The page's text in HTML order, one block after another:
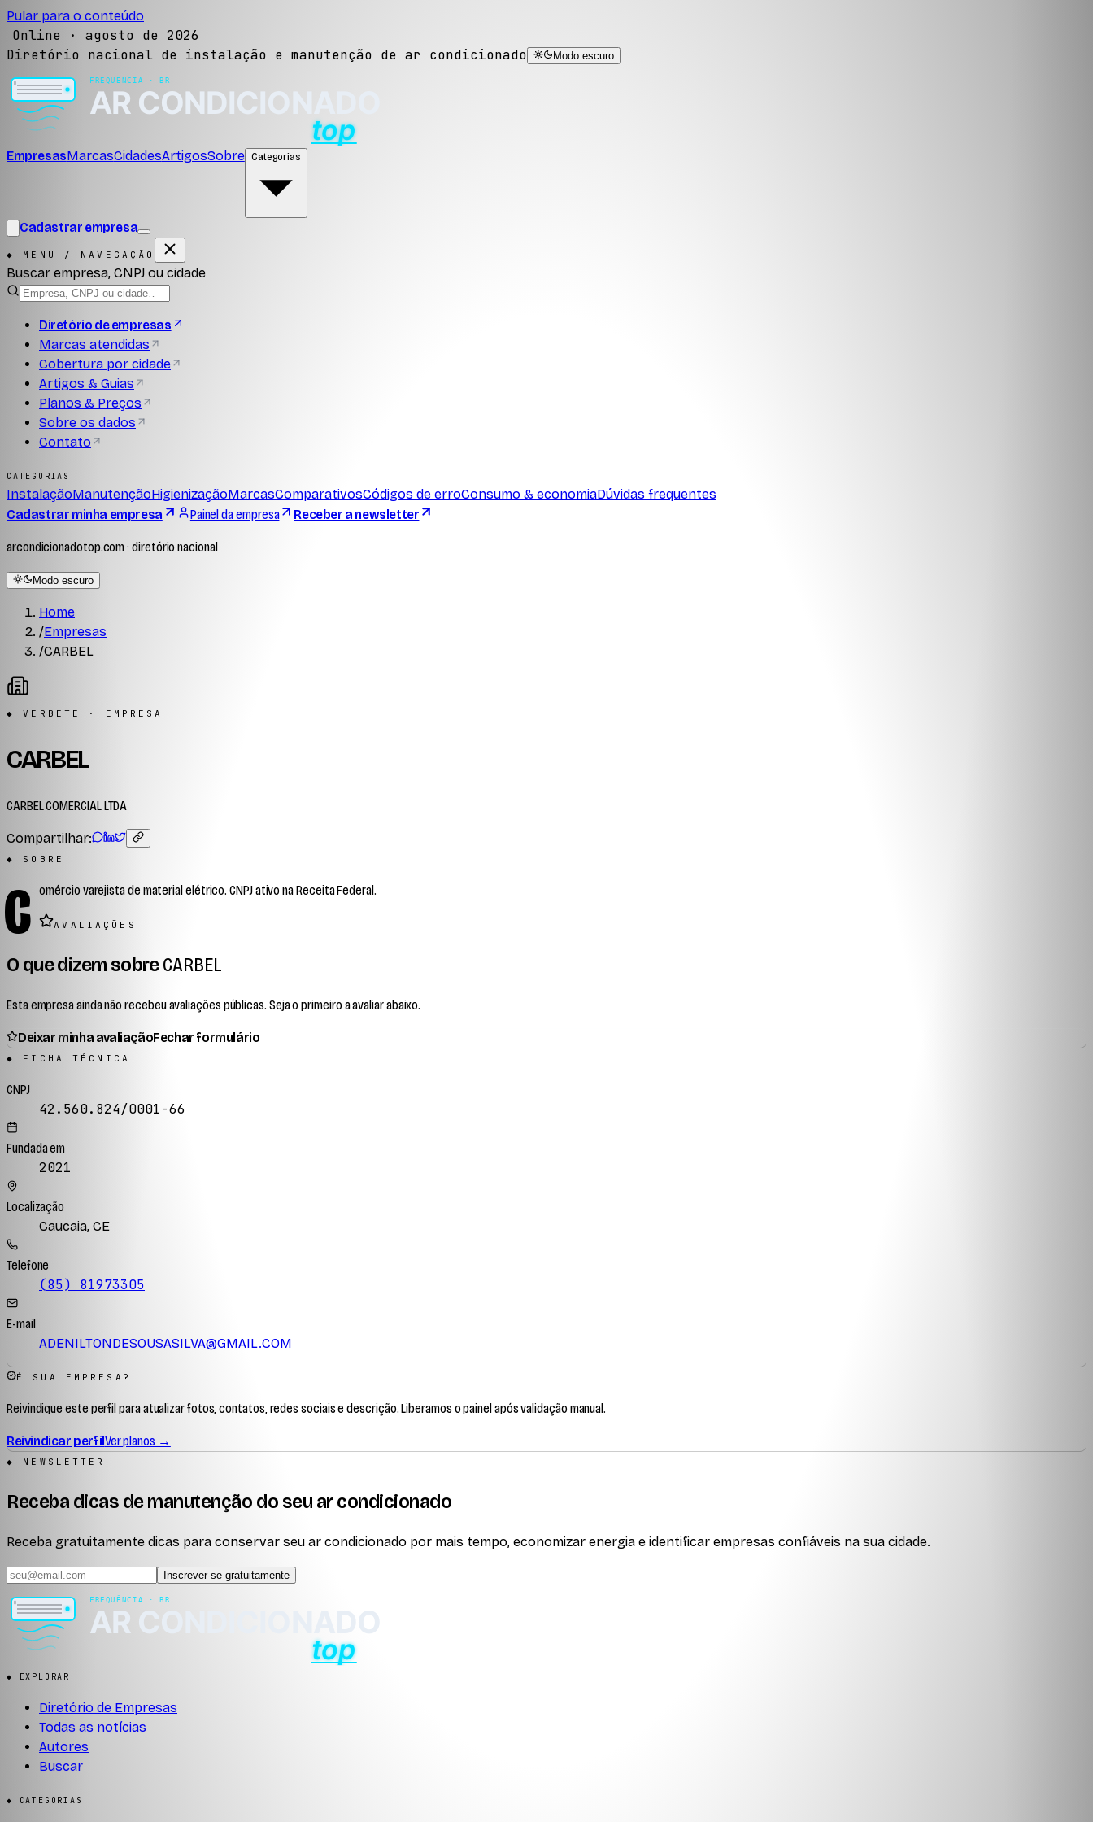
Pular para o conteúdo
Online · agosto de 2026
Diretório nacional de instalação e manutenção de ar condicionado
Modo escuro
EmpresasMarcasCidadesArtigosSobre Categorias
Cadastrar empresa
◆ MENU / NAVEGAÇÃO
Buscar empresa, CNPJ ou cidade
Diretório de empresas
Marcas atendidas
Cobertura por cidade
Artigos & Guias
Planos & Preços
Sobre os dados
Contato
CATEGORIAS
InstalaçãoManutençãoHigienizaçãoMarcasComparativosCódigos de erroConsumo & economiaDúvidas frequentes
Cadastrar minha empresa
Painel da empresa Receber a newsletter
arcondicionadotop.com · diretório nacional
Modo escuro
Home
/Empresas
/CARBEL
◆ VERBETE · EMPRESA
CARBEL
CARBEL COMERCIAL LTDA
Compartilhar:
◆ SOBRE
C omércio varejista de material elétrico. CNPJ ativo na Receita Federal.
AVALIAÇÕES
O que dizem sobreCARBEL
Esta empresa ainda não recebeu avaliações públicas. Seja o primeiro a avaliar abaixo.
Deixar minha avaliaçãoFechar formulário
◆ FICHA TÉCNICA
CNPJ
42.560.824/0001-66
Fundada em
2021
Localização
Caucaia, CE
Telefone
(85) 81973305
E-mail
ADENILTONDESOUSASILVA@GMAIL.COM
É SUA EMPRESA?
Reivindique este perfil para atualizar fotos, contatos, redes sociais e descrição. Liberamos o painel após validação manual.
Reivindicar perfilVer planos →
◆ NEWSLETTER
Receba dicas de manutenção do seu ar condicionado
Receba gratuitamente dicas para conservar seu ar condicionado por mais tempo, economizar energia e identificar empresas confiáveis na sua cidade.
Inscrever-se gratuitamente
◆ EXPLORAR
Diretório de Empresas
Todas as notícias
Autores
Buscar
◆ CATEGORIAS